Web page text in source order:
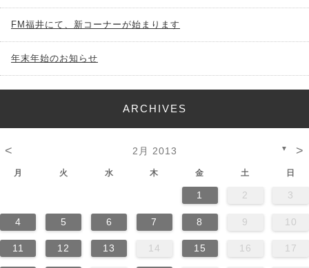
FM福井にて、新コーナーが始まります
年末年始のお知らせ
ARCHIVES
< 2月 2013 ▼ >
月 火 水 木 金 土 日
1 2 3
4 5 6 7 8 9 10
11 12 13 14 15 16 17